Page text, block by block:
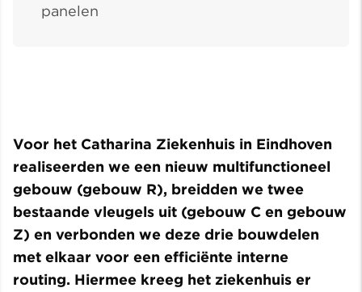
panelen
Voor het Catharina Ziekenhuis in Eindhoven
realiseerden we een nieuw multifunctioneel
gebouw (gebouw R), breidden we twee
bestaande vleugels uit (gebouw C en gebouw
Z) en verbonden we deze drie bouwdelen
met elkaar voor een efficiënte interne
routing. Hiermee kreeg het ziekenhuis er